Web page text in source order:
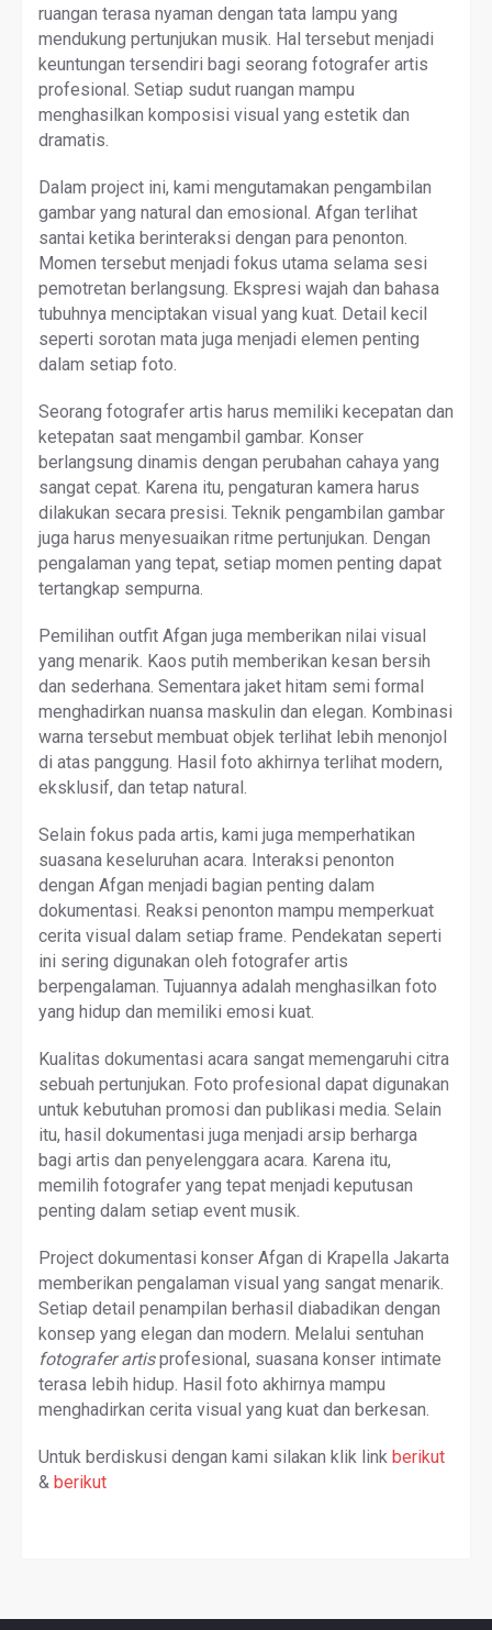
ruangan terasa nyaman dengan tata lampu yang
mendukung pertunjukan musik. Hal tersebut menjadi
keuntungan tersendiri bagi seorang fotografer artis
profesional. Setiap sudut ruangan mampu
menghasilkan komposisi visual yang estetik dan
dramatis.
Dalam project ini, kami mengutamakan pengambilan
gambar yang natural dan emosional. Afgan terlihat
santai ketika berinteraksi dengan para penonton.
Momen tersebut menjadi fokus utama selama sesi
pemotretan berlangsung. Ekspresi wajah dan bahasa
tubuhnya menciptakan visual yang kuat. Detail kecil
seperti sorotan mata juga menjadi elemen penting
dalam setiap foto.
Seorang fotografer artis harus memiliki kecepatan dan
ketepatan saat mengambil gambar. Konser
berlangsung dinamis dengan perubahan cahaya yang
sangat cepat. Karena itu, pengaturan kamera harus
dilakukan secara presisi. Teknik pengambilan gambar
juga harus menyesuaikan ritme pertunjukan. Dengan
pengalaman yang tepat, setiap momen penting dapat
tertangkap sempurna.
Pemilihan outfit Afgan juga memberikan nilai visual
yang menarik. Kaos putih memberikan kesan bersih
dan sederhana. Sementara jaket hitam semi formal
menghadirkan nuansa maskulin dan elegan. Kombinasi
warna tersebut membuat objek terlihat lebih menonjol
di atas panggung. Hasil foto akhirnya terlihat modern,
eksklusif, dan tetap natural.
Selain fokus pada artis, kami juga memperhatikan
suasana keseluruhan acara. Interaksi penonton
dengan Afgan menjadi bagian penting dalam
dokumentasi. Reaksi penonton mampu memperkuat
cerita visual dalam setiap frame. Pendekatan seperti
ini sering digunakan oleh fotografer artis
berpengalaman. Tujuannya adalah menghasilkan foto
yang hidup dan memiliki emosi kuat.
Kualitas dokumentasi acara sangat memengaruhi citra
sebuah pertunjukan. Foto profesional dapat digunakan
untuk kebutuhan promosi dan publikasi media. Selain
itu, hasil dokumentasi juga menjadi arsip berharga
bagi artis dan penyelenggara acara. Karena itu,
memilih fotografer yang tepat menjadi keputusan
penting dalam setiap event musik.
Project dokumentasi konser Afgan di Krapella Jakarta
memberikan pengalaman visual yang sangat menarik.
Setiap detail penampilan berhasil diabadikan dengan
konsep yang elegan dan modern. Melalui sentuhan
fotografer artisprofesional, suasana konser intimate
terasa lebih hidup. Hasil foto akhirnya mampu
menghadirkan cerita visual yang kuat dan berkesan.
Untuk berdiskusi dengan kami silakan klik link berikut
& berikut